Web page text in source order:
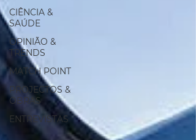
CIÊNCIA &
SAÚDE
OPINIÃO &
TRENDS
MATCH POINT
PROJECTOS &
OBRAS
ENTREVISTAS